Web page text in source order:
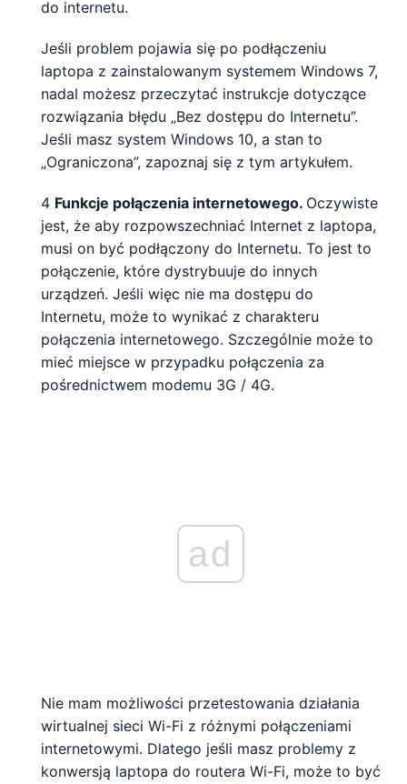
do internetu.
Jeśli problem pojawia się po podłączeniu
laptopa z zainstalowanym systemem Windows 7,
nadal możesz przeczytać instrukcje dotyczące
rozwiązania błędu „Bez dostępu do Internetu”.
Jeśli masz system Windows 10, a stan to
„Ograniczona”, zapoznaj się z tym artykułem.
4 Funkcje połączenia internetowego. Oczywiste
jest, że aby rozpowszechniać Internet z laptopa,
musi on być podłączony do Internetu. To jest to
połączenie, które dystrybuuje do innych
urządzeń. Jeśli więc nie ma dostępu do
Internetu, może to wynikać z charakteru
połączenia internetowego. Szczególnie może to
mieć miejsce w przypadku połączenia za
pośrednictwem modemu 3G / 4G.
ad
Nie mam możliwości przetestowania działania
wirtualnej sieci Wi-Fi z różnymi połączeniami
internetowymi. Dlatego jeśli masz problemy z
konwersją laptopa do routera Wi-Fi, może to być